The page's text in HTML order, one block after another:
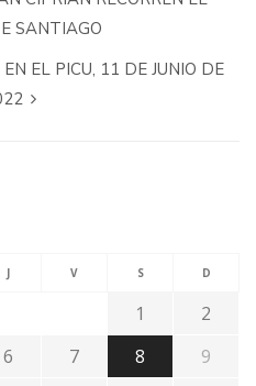
SANTIAGO
EL PICU, 11 DE JUNIO DE
J V S D
1
2
6 7 8
9